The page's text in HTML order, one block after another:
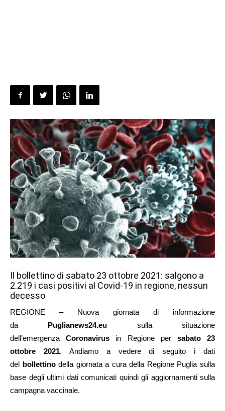
Il bollettino di sabato 23 ottobre 2021: salgono a
2.219 i casi positivi al Covid-19 in regione, nessun
decesso
REGIONE – Nuova giornata di informazione
da Puglianews24.eu sulla situazione
dell’emergenzaCoronavirus in Regione per sabato 23
ottobre 2021. Andiamo a vedere di seguito i dati
del bollettinodella giornata a cura della Regione Puglia sulla
base degli ultimi dati comunicati quindi gli aggiornamenti sulla
campagna vaccinale.